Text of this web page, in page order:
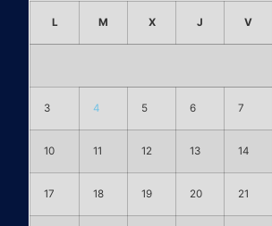
L M X J V
3 4 5 6 7
10 11 12 13 14
17 18 19 20 21